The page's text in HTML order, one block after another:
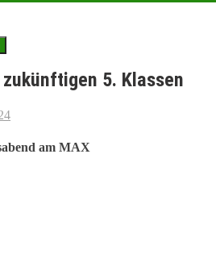
5. Klassen
am MAX